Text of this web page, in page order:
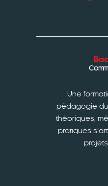
Une
pédagogie du
théoriques,
pratiques
projets